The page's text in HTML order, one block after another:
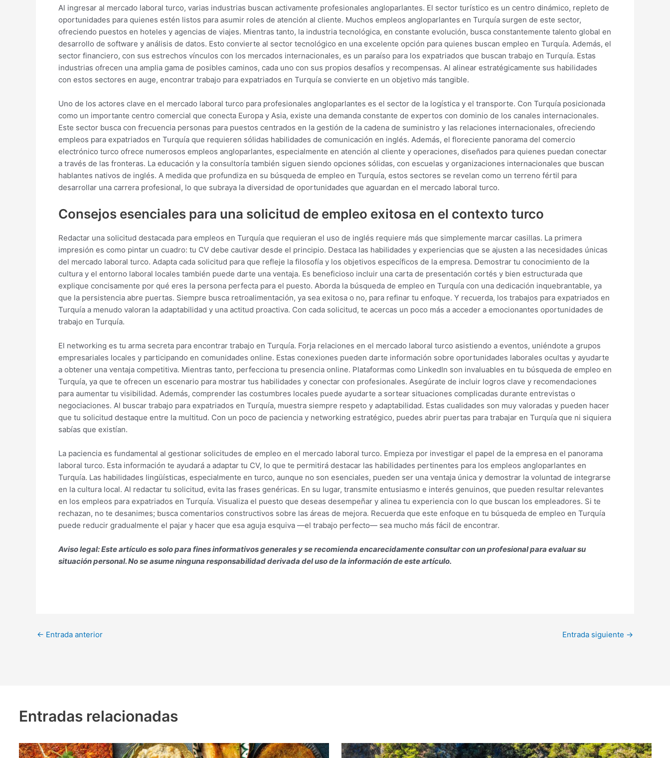
Al ingresar al mercado laboral turco, varias industrias buscan activamente profesionales angloparlantes. El sector turístico es un centro dinámico, repleto de
oportunidades para quienes estén listos para asumir roles de atención al cliente. Muchos empleos angloparlantes en Turquía surgen de este sector,
ofreciendo puestos en hoteles y agencias de viajes. Mientras tanto, la industria tecnológica, en constante evolución, busca constantemente talento global en
desarrollo de software y análisis de datos. Esto convierte al sector tecnológico en una excelente opción para quienes buscan empleo en Turquía. Además, el
sector financiero, con sus estrechos vínculos con los mercados internacionales, es un paraíso para los expatriados que buscan trabajo en Turquía. Estas
industrias ofrecen una amplia gama de posibles caminos, cada uno con sus propios desafíos y recompensas. Al alinear estratégicamente sus habilidades
con estos sectores en auge, encontrar trabajo para expatriados en Turquía se convierte en un objetivo más tangible.
Uno de los actores clave en el mercado laboral turco para profesionales angloparlantes es el sector de la logística y el transporte. Con Turquía posicionada
como un importante centro comercial que conecta Europa y Asia, existe una demanda constante de expertos con dominio de los canales internacionales.
Este sector busca con frecuencia personas para puestos centrados en la gestión de la cadena de suministro y las relaciones internacionales, ofreciendo
empleos para expatriados en Turquía que requieren sólidas habilidades de comunicación en inglés. Además, el floreciente panorama del comercio
electrónico turco ofrece numerosos empleos angloparlantes, especialmente en atención al cliente y operaciones, diseñados para quienes puedan conectar
a través de las fronteras. La educación y la consultoría también siguen siendo opciones sólidas, con escuelas y organizaciones internacionales que buscan
hablantes nativos de inglés. A medida que profundiza en su búsqueda de empleo en Turquía, estos sectores se revelan como un terreno fértil para
desarrollar una carrera profesional, lo que subraya la diversidad de oportunidades que aguardan en el mercado laboral turco.
Consejos esenciales para una solicitud de empleo exitosa en el contexto turco
Redactar una solicitud destacada para empleos en Turquía que requieran el uso de inglés requiere más que simplemente marcar casillas. La primera
impresión es como pintar un cuadro: tu CV debe cautivar desde el principio. Destaca las habilidades y experiencias que se ajusten a las necesidades únicas
del mercado laboral turco. Adapta cada solicitud para que refleje la filosofía y los objetivos específicos de la empresa. Demostrar tu conocimiento de la
cultura y el entorno laboral locales también puede darte una ventaja. Es beneficioso incluir una carta de presentación cortés y bien estructurada que
explique concisamente por qué eres la persona perfecta para el puesto. Aborda la búsqueda de empleo en Turquía con una dedicación inquebrantable, ya
que la persistencia abre puertas. Siempre busca retroalimentación, ya sea exitosa o no, para refinar tu enfoque. Y recuerda, los trabajos para expatriados en
Turquía a menudo valoran la adaptabilidad y una actitud proactiva. Con cada solicitud, te acercas un poco más a acceder a emocionantes oportunidades de
trabajo en Turquía.
El networking es tu arma secreta para encontrar trabajo en Turquía. Forja relaciones en el mercado laboral turco asistiendo a eventos, uniéndote a grupos
empresariales locales y participando en comunidades online. Estas conexiones pueden darte información sobre oportunidades laborales ocultas y ayudarte
a obtener una ventaja competitiva. Mientras tanto, perfecciona tu presencia online. Plataformas como LinkedIn son invaluables en tu búsqueda de empleo en
Turquía, ya que te ofrecen un escenario para mostrar tus habilidades y conectar con profesionales. Asegúrate de incluir logros clave y recomendaciones
para aumentar tu visibilidad. Además, comprender las costumbres locales puede ayudarte a sortear situaciones complicadas durante entrevistas o
negociaciones. Al buscar trabajo para expatriados en Turquía, muestra siempre respeto y adaptabilidad. Estas cualidades son muy valoradas y pueden hacer
que tu solicitud destaque entre la multitud. Con un poco de paciencia y networking estratégico, puedes abrir puertas para trabajar en Turquía que ni siquiera
sabías que existían.
La paciencia es fundamental al gestionar solicitudes de empleo en el mercado laboral turco. Empieza por investigar el papel de la empresa en el panorama
laboral turco. Esta información te ayudará a adaptar tu CV, lo que te permitirá destacar las habilidades pertinentes para los empleos angloparlantes en
Turquía. Las habilidades lingüísticas, especialmente en turco, aunque no son esenciales, pueden ser una ventaja única y demostrar la voluntad de integrarse
en la cultura local. Al redactar tu solicitud, evita las frases genéricas. En su lugar, transmite entusiasmo e interés genuinos, que pueden resultar relevantes
en los empleos para expatriados en Turquía. Visualiza el puesto que deseas desempeñar y alinea tu experiencia con lo que buscan los empleadores. Si te
rechazan, no te desanimes; busca comentarios constructivos sobre las áreas de mejora. Recuerda que este enfoque en tu búsqueda de empleo en Turquía
puede reducir gradualmente el pajar y hacer que esa aguja esquiva —el trabajo perfecto— sea mucho más fácil de encontrar.
Aviso legal: Este artículo es solo para fines informativos generales y se recomienda encarecidamente consultar con un profesional para evaluar su
situación personal. No se asume ninguna responsabilidad derivada del uso de la información de este artículo.
← Entrada anterior Entrada siguiente →
Entradas relacionadas